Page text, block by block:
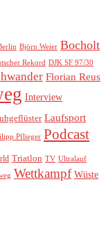
Björn Weier Bocholt
Rekord DJK SF 97/30
Florian Reus
Interview
Laufsport
Pflieger Podcast
Triatlon TV Ultralauf
Wettkampf Wüste